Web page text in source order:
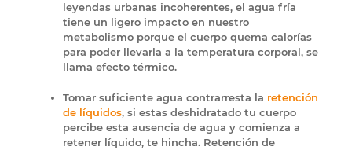
leyendas urbanas incoherentes, el agua fría
tiene un ligero impacto en nuestro
metabolismo porque el cuerpo quema calorías
para poder llevarla a la temperatura corporal, se
llama efecto térmico.
Tomar suficiente agua contrarresta la retención
de líquidos, si estas deshidratado tu cuerpo
percibe esta ausencia de agua y comienza a
retener líquido, te hincha. Retención de